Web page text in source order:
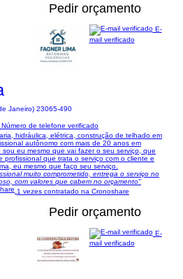
Pedir orçamento
Janeiro) 23065-490
E-
mail verificado
Número de telefone verificado
hidráulica, elétrica, construção de telhado em
autônomo com mais de 20 anos em
eu mesmo que vai fazer o seu serviço, que
que trata o serviço com o cliente e
eu mesmo que faço seu serviço.
muito comprometido, entrega o serviço no
com valores que cabem no orçamento"
1 vezes contratado na Cronoshare
Pedir orçamento
E-
mail verificado